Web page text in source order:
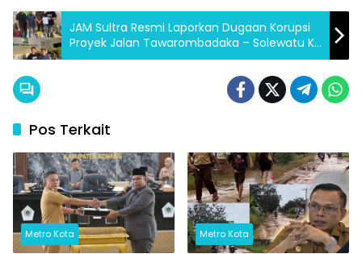
JAM Sultra Resmi Laporkan Dugaan Korupsi
Proyek Jalan Tawarombadaka – Solewatu Ke
Kejati Sultra !!
Pos Terkait
Metro Kota Metro Kota